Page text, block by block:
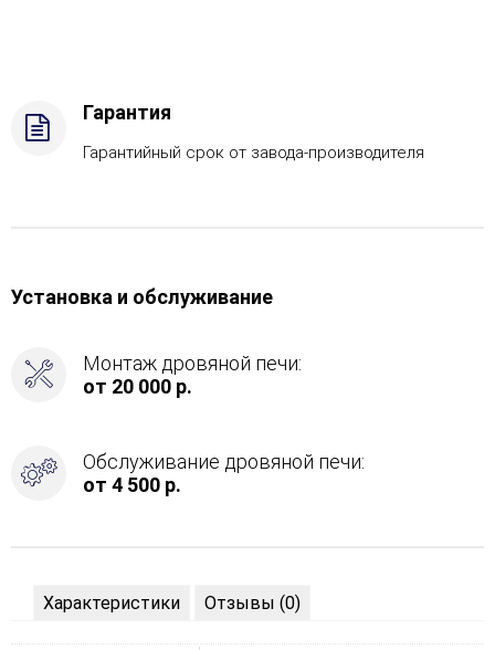
САБК-40Гарантия
Гарантийный срок от завода-производителя
Установка и обслуживание
Монтаж дровяной печи:
от 20 000 р.
Обслуживание дровяной печи:
от 4 500 р.
Характеристики Отзывы (0)